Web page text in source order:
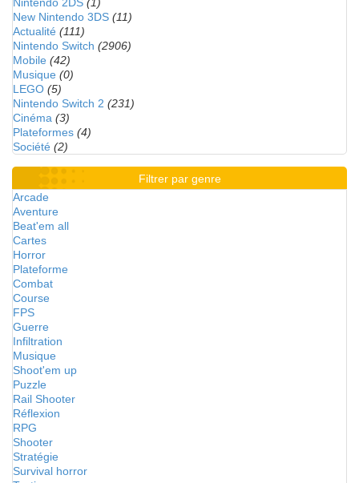
New Nintendo 3DS (11)
Actualité (111)
Nintendo Switch (2906)
Mobile (42)
Musique (0)
LEGO (5)
Nintendo Switch 2 (231)
Cinéma (3)
Plateformes (4)
Société (2)
Filtrer par genre
Arcade
Aventure
Beat'em all
Cartes
Horror
Plateforme
Combat
Course
FPS
Guerre
Infiltration
Musique
Shoot'em up
Puzzle
Rail Shooter
Réflexion
RPG
Shooter
Stratégie
Survival horror